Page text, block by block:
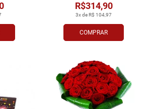
COMPRAR
3x de R$ 104,97
R$314,90